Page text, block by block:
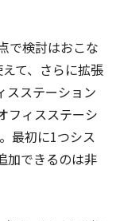
で検討はおこな
て、さらに拡張
スステーション
フィスステーシ
最初に1つシス
加できるのは非